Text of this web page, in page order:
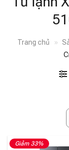
Trang chủ »
Giảm 33%